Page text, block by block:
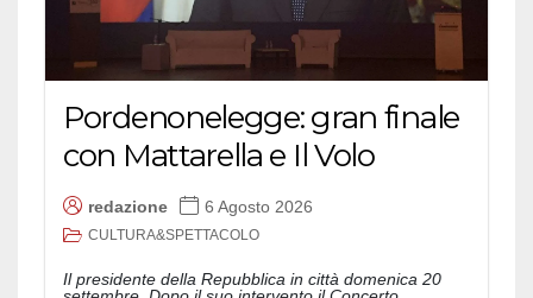
Pordenonelegge: gran finale
con Mattarella e Il Volo
redazione 6 Agosto 2026
CULTURA&SPETTACOLO
Il presidente della Repubblica in città domenica 20